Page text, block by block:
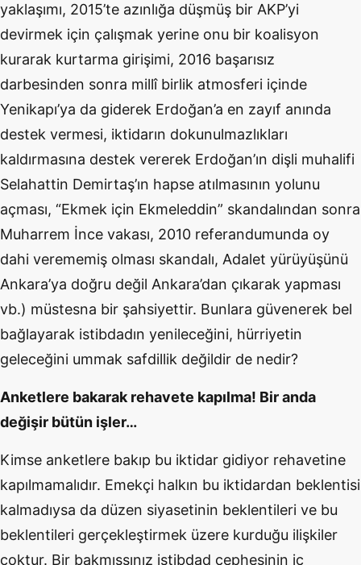
yaklaşımı, 2015’te azınlığa düşmüş bir AKP’yi
devirmek için çalışmak yerine onu bir koalisyon
kurarak kurtarma girişimi, 2016 başarısız
darbesinden sonra millî birlik atmosferi içinde
Yenikapı’ya da giderek Erdoğan’a en zayıf anında
destek vermesi, iktidarın dokunulmazlıkları
kaldırmasına destek vererek Erdoğan’ın dişli muhalifi
Selahattin Demirtaş’ın hapse atılmasının yolunu
açması, “Ekmek için Ekmeleddin” skandalından sonra
Muharrem İnce vakası, 2010 referandumunda oy
dahi verememiş olması skandalı, Adalet yürüyüşünü
Ankara’ya doğru değil Ankara’dan çıkarak yapması
vb.) müstesna bir şahsiyettir. Bunlara güvenerek bel
bağlayarak istibdadın yenileceğini, hürriyetin
geleceğini ummak safdillik değildir de nedir?
Anketlere bakarak rehavete kapılma! Bir anda
değişir bütün işler…
Kimse anketlere bakıp bu iktidar gidiyor rehavetine
kapılmamalıdır. Emekçi halkın bu iktidardan beklentisi
kalmadıysa da düzen siyasetinin beklentileri ve bu
beklentileri gerçekleştirmek üzere kurduğu ilişkiler
çoktur. Bir bakmışsınız istibdad cephesinin iç